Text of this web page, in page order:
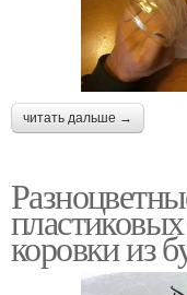
читать дальше →
коровки из